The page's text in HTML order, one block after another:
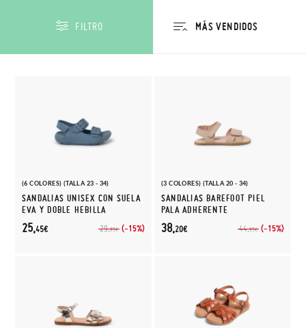
FILTRO
(6 COLORES) (TALLA 23 - 34)
SANDALIAS UNISEX CON SUELA
EVA Y DOBLE HEBILLA
29,95€ (-15%)
25,45€
(3 COLORES) (TALLA 20 - 34)
SANDALIAS BAREFOOT PIEL
PALA ADHERENTE
44,95€ (-15%)
38,20€